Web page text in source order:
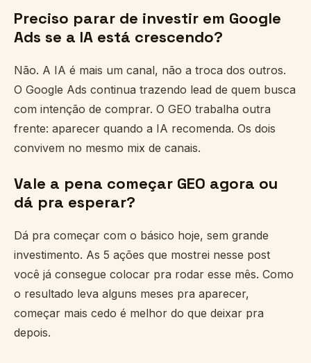
Preciso parar de investir em Google
Ads se a IA está crescendo?
Não. A IA é mais um canal, não a troca dos outros.
O Google Ads continua trazendo lead de quem busca
com intenção de comprar. O GEO trabalha outra
frente: aparecer quando a IA recomenda. Os dois
convivem no mesmo mix de canais.
Vale a pena começar GEO agora ou
dá pra esperar?
Dá pra começar com o básico hoje, sem grande
investimento. As 5 ações que mostrei nesse post
você já consegue colocar pra rodar esse mês. Como
o resultado leva alguns meses pra aparecer,
começar mais cedo é melhor do que deixar pra
depois.